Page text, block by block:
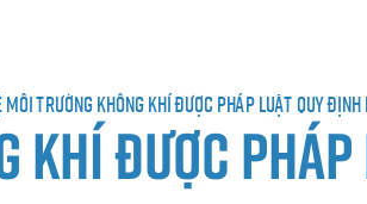
môi trường không khí được pháp luật quy định
khí được